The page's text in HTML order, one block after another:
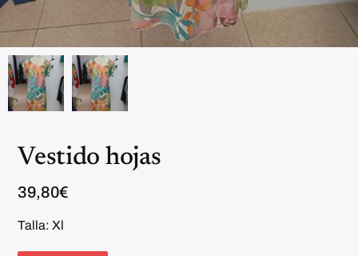
Vestido hojas
39,80€
Talla: Xl